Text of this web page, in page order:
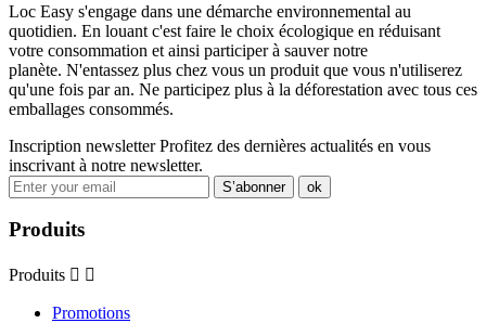
Loc Easy s'engage dans une démarche environnemental au
quotidien. En louant c'est faire le choix écologique en réduisant
votre consommation et ainsi participer à sauver notre
planète. N'entassez plus chez vous un produit que vous n'utiliserez
qu'une fois par an. Ne participez plus à la déforestation avec tous ces
emballages consommés.
Inscription newsletter Profitez des dernières actualités en vous
inscrivant à notre newsletter.
Produits
Produits  
Promotions